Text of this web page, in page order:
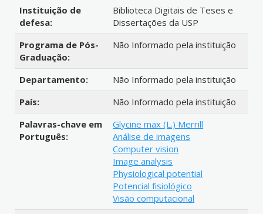
Instituição de
defesa:
Biblioteca Digitais de Teses e
Dissertações da USP
Programa de Pós-
Graduação:
Não Informado pela instituição
Departamento:
Não Informado pela instituição
País:
Não Informado pela instituição
Palavras-chave em
Português:
Glycine max (L.) Merrill
Análise de imagens
Computer vision
Image analysis
Physiological potential
Potencial fisiológico
Visão computacional